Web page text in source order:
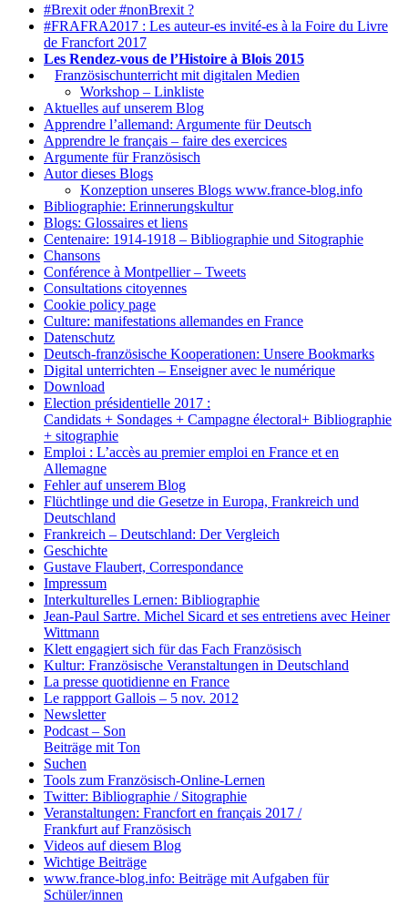
#Brexit oder #nonBrexit ?
#FRAFRA2017 : Les auteur-es invité-es à la Foire du Livre
de Francfort 2017
Les Rendez-vous de l’Histoire à Blois 2015
Französischunterricht mit digitalen Medien
Workshop – Linkliste
Aktuelles auf unserem Blog
Apprendre l’allemand: Argumente für Deutsch
Apprendre le français – faire des exercices
Argumente für Französisch
Autor dieses Blogs
Konzeption unseres Blogs www.france-blog.info
Bibliographie: Erinnerungskultur
Blogs: Glossaires et liens
Centenaire: 1914-1918 – Bibliographie und Sitographie
Chansons
Conférence à Montpellier – Tweets
Consultations citoyennes
Cookie policy page
Culture: manifestations allemandes en France
Datenschutz
Deutsch-französische Kooperationen: Unsere Bookmarks
Digital unterrichten – Enseigner avec le numérique
Download
Election présidentielle 2017 :
Candidats + Sondages + Campagne électoral+ Bibliographie
+ sitographie
Emploi : L’accès au premier emploi en France et en
Allemagne
Fehler auf unserem Blog
Flüchtlinge und die Gesetze in Europa, Frankreich und
Deutschland
Frankreich – Deutschland: Der Vergleich
Geschichte
Gustave Flaubert, Correspondance
Impressum
Interkulturelles Lernen: Bibliographie
Jean-Paul Sartre. Michel Sicard et ses entretiens avec Heiner
Wittmann
Klett engagiert sich für das Fach Französisch
Kultur: Französische Veranstaltungen in Deutschland
La presse quotidienne en France
Le rappport Gallois – 5 nov. 2012
Newsletter
Podcast – Son
Beiträge mit Ton
Suchen
Tools zum Französisch-Online-Lernen
Twitter: Bibliographie / Sitographie
Veranstaltungen: Francfort en français 2017 /
Frankfurt auf Französisch
Videos auf diesem Blog
Wichtige Beiträge
www.france-blog.info: Beiträge mit Aufgaben für
Schüler/innen